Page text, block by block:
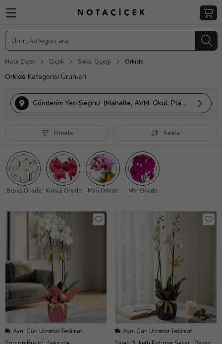
Nota Çiçek Çiçek Saksı Çiçeği Orkide
Orkide Kategorisi Ürünleri
Gönderim Yeri Seçiniz (Mahalle, AVM, Okul, Plaza vs.)
Filtrele Sırala
Beyaz Orkide Kırmızı Orkide Mini Orkide Mor Orkide
Aynı Gün Ücretsiz Teslimat Aynı Gün Ücretsiz Teslimat